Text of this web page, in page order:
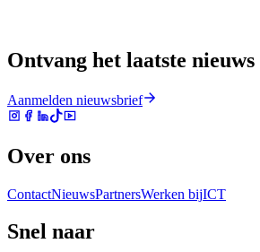
Ontvang het laatste nieuws
Aanmelden nieuwsbrief
Over ons
ContactNieuwsPartnersWerken bijICT
Snel naar